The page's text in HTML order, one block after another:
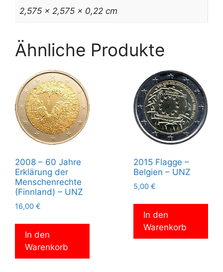
2,575 × 2,575 × 0,22 cm
Ähnliche Produkte
2008 – 60 Jahre
Erklärung der
Menschenrechte
(Finnland) – UNZ
16,00 €
In den
Warenkorb
2015 Flagge –
Belgien – UNZ
5,00 €
In den
Warenkorb